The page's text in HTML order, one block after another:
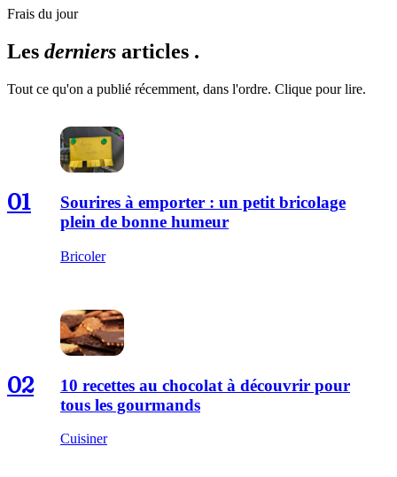
Frais du jour
Les derniers articles .
Tout ce qu'on a publié récemment, dans l'ordre. Clique pour lire.
01
Sourires à emporter : un petit bricolage
plein de bonne humeur
Bricoler
02
10 recettes au chocolat à découvrir pour
tous les gourmands
Cuisiner